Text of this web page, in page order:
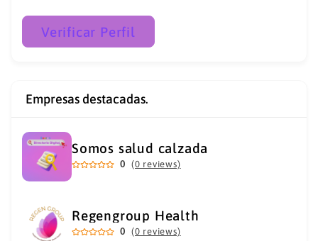
Verificar Perfil
Empresas destacadas.
Somos salud calzada
0 (0 reviews)
Regengroup Health
0 (0 reviews)